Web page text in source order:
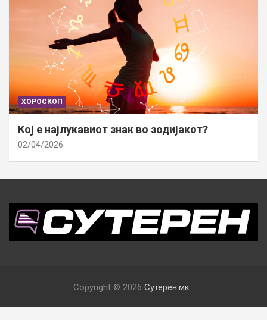
ХОРОСКОП
Кој е најлукавиот знак во зодијакот?
02/04/2026
Copyright © 2026 Сутерен.мк